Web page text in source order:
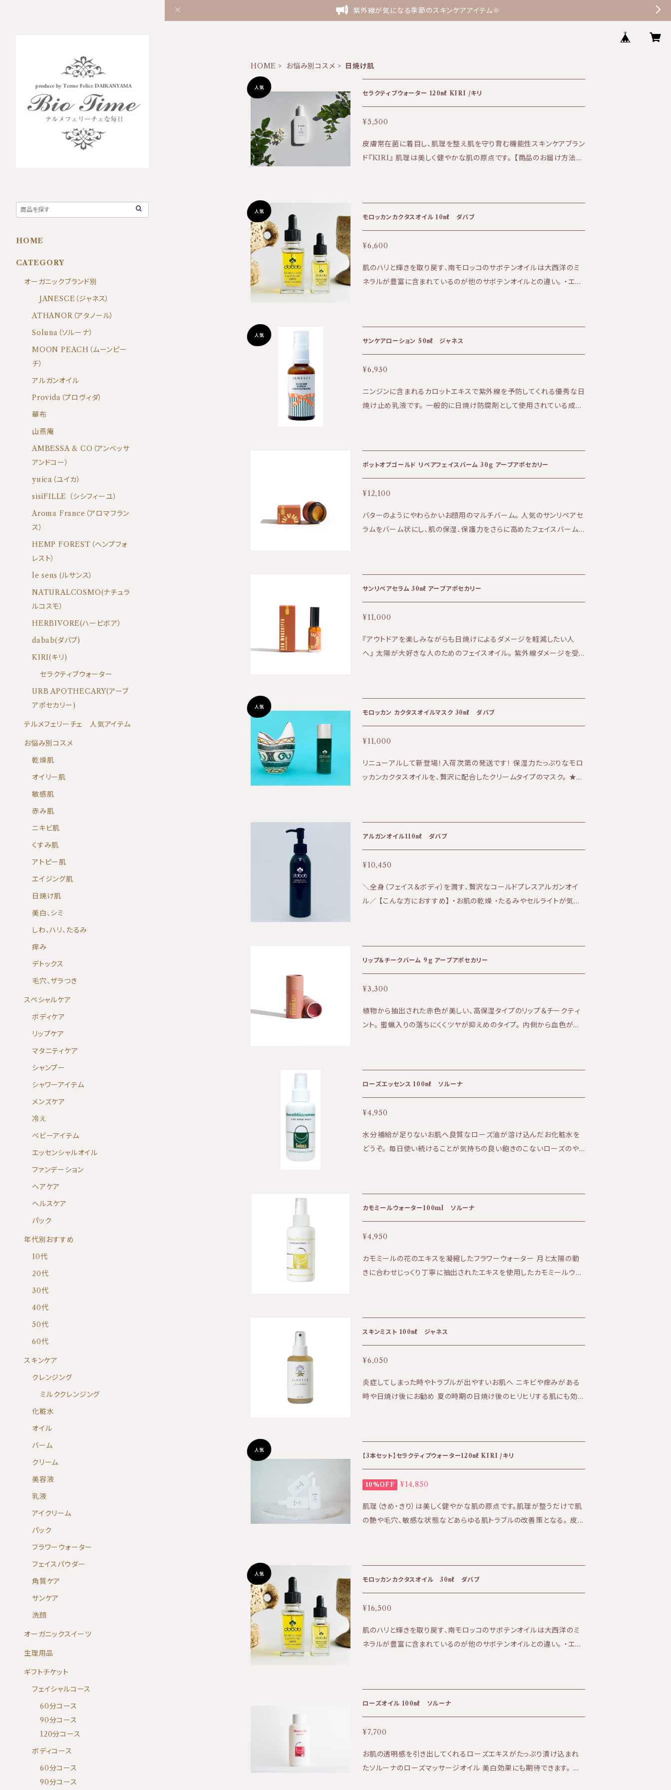
紫外線が気になる季節のスキンケアアイテム🌞
HOME お悩み別コスメ 日焼け肌
セラクティブウォーター 120㎖ KIRI /キリ
¥5,500
皮膚常在菌に着目し、肌理を整え肌を守り育む機能性スキンケアブラン
ド『KIRI』 肌理は美しく健やかな肌の原点です。 【商品のお届け方法に
商品購入時にオプションとして選択ください。 ※3本まではゆうパケット
ます。 KIRI公式ホームページはこちら⇩ https://kiri-skin-japan.j
gories/4002042
モロッカンカクタスオイル 10㎖ ダバブ
¥6,600
肌のハリと輝きを取り戻す、南モロッコのサボテンオイルは大西洋のミ
ネラルが豊富に含まれているのが他のサボテンオイルとの違い。 ・エイ
種子オイル 100％
サンケアローション 50㎖ ジャネス
¥6,930
ニンジンに含まれるカロットエキスで紫外線を予防してくれる優秀な日
焼け止め乳液です。 一般的に日焼け防腐剤として使用されている成分
粧水で薄め、肌に伸ばしていきます。 ・サンケアローションの効果が期
維持するために、年間を通して毎日使用することが必要です。 日焼け
をお勧め致します） 【リニューアルポイント】 ・プラスチック容器から環
境に配慮したガラス容器に変更。 プッシュ式でボディにも使いやすくな
保湿など ★香り:ほのかに香るくせのないナチュラルな香り ★テクス
チャー:ややトロッとした液状。薄める事でサラッとした使い心地 ＜全成
分＞ 水、シア脂、ゴマ油、ニンジン根エキス、グリセリン、エタノール、セ
テアレス－２０、レシチン、アロエベラ葉エキス、トウキンセンカ花エキ
エキス、バクホウシアシトリオドラ葉油、キサンタンガム、フェノキシエタ
ノール、エチルヘキシルグリセリン
ポットオブゴールド リペアフェイスバーム 30ｇ アーブアポセカリー
¥12,100
バターのようにやわらかいお顔用のマルチバーム。 人気のサンリペアセ
ラムをバーム状にし、肌の保湿、保護力をさらに高めたフェイスバーム。
サンリペアセラム 30㎖ アーブアポセカリー
¥11,000
『アウトドアを楽しみながらも日焼けによるダメージを軽減したい人
へ』 太陽が大好きな人のためのフェイスオイル。 紫外線ダメージを受
農場で手作業でコールドプレスされたオーガニックホホバオイルに、ラ
の高い軽やかなスキンケアオイルです。 【使用方法】 化粧水の後に使用
使用いただけます。 【全成分】 ホホバ種子油*†[o]、ヒマワリ種子油*、
サフラワー油*、バオバブ油*、クダモノトケイソウ種子油、ヨーロッパキ
ム花／葉／茎油*、クスノキ木油*、トコフェロール and amor *オーガ
ニック原料 †アリゾナ産原料 インフューズドオイル（浸出油）は、ハー
ブをオイルに漬けて成分を抽出したものです。[o]の植物油は、[e]の植
物エキスが浸出したインフューズドオイルです。 生産国：アメリカ 【UR
オルレッド（Leyna Allred）は、ハーブと植物の力を見出すと同時に、
美容業界の有害性にも気づきました。レイナの情熱的なプロジェクトか
ら、ひとりひとりを自分自身の自然の美しさに再び結びつけるというビ
ジョンへと花開きました。 サクラメントのスタジオでは、レイナを含む女
性 3 人の小さなチームが自分たちの手ですべてを製造しています。フェ
アトレードやオーガニック、地元産の原料を調達し、それぞれの製品が
ことを大切にしています。すべての製品に誇りを持っており、製品を通し
て植物療法への愛を共有できることに非常に感謝しています。
モロッカン カクタスオイルマスク 30㎖ ダバブ
¥11,000
リニューアルして新登場！入荷次第の発送です！ 保湿力たっぷりなモロ
ッカンカクタスオイルを、贅沢に配合したクリームタイプのマスク。 ★無
テストを行い誕生した、天然美容成分を兼ね備えたマスクです。 就寝
■顔全体に、美容のふたをするよう伸ばして下さい。 こすってしまうと、
流さず、夜はつけたまま就寝。クリームが見えないベールとなり、肌の保
湿を促し、ハリとツヤを与えます。 ■朝の洗顔でやさしく洗い流してくだ
しておりません。
アルガンオイル110㎖ ダバブ
¥10,450
＼全身（フェイス＆ボディ）を潤す、贅沢なコールドプレスアルガンオイ
ル／ 【こんな方におすすめ】 ・お肌の乾燥 ・たるみやセルライトが気に
しや乾燥地域で育ったアルガンは、お肌に浸透するとそれらから肌を守
ガンオイル１００％ ※１００% 天然成分のため雨量や天候、収穫時期に
現象です。それによる品質の変化はありません。 ---------------------
-----------------------------------------------------------------
すい部分には、より重点的に包み込むように。 【使用上の注意】 ■お肌
に合わない場合は、直ちにご使用をお止めください。 ■高温多湿では
ない場所に保管してください。 ■開封から１２か月以内にお使いくださ
い。
リップ＆チークバーム 9ｇ アーブアポセカリー
¥3,300
植物から抽出された赤色が美しい、高保湿タイプのリップ＆チークティ
ント。 蜜蝋入りの落ちにくくツヤが抑えめのタイプ。 内側から血色が良
とりした唇を作る簡単で完璧な方法です。
ローズエッセンス 100㎖ ソルーナ
¥4,950
水分補給が足りないお肌へ良質なローズ油が溶け込んだお化粧水を
どうぞ。 毎日使い続けることが気持ちの良い飽きのこないローズのや
の自然な香り ★テクスチャー:みずみずしいローションタイプ 【成分】ガ
由来の原料のみを使用した植物性化粧品です。 ・ソルーナは、石油系の
製品です。 ・ソルーナで使用しているエタノールはブドウ由来です。 ・ソ
ルーナで使用しているフェネチルアルコールはバラ由来です。 ・ソルー
されています。 また、アルプスに自生する薬草を、環境的な配慮のも
とで収穫しています。 ・ソルーナは、原料においても最終製品において
も、一切の動物実験を行っておりません。
カモミールウォーター100ml ソルーナ
¥4,950
カモミールの花のエキスを凝縮したフラワーウォーター 月と太陽の動
きに合わせじっくり丁寧に抽出されたエキスを使用したカモミールウォ
カモミールの豊かな香りは、心を落ち着けるのに最適です。
スキンミスト 100㎖ ジャネス
¥6,050
炎症してしまった時やトラブルが出やすいお肌へ ニキビや痒みがある
時や日焼け後にお勧め 夏の時期の日焼け後のヒリヒリする肌にも効果
り高い華やかな香り ★テクスチャー:しっとりとした液状 ＜全成分＞
ベート２０、エタノール、ラバンデュラハイブリダ油、コムギ胚芽エキス、ト
葉エキス
【3本セット】セラクティブウォーター120㎖ KIRI /キリ
10%OFF ¥14,850
肌理（きめ・きり）は美しく健やかな肌の原点です。肌理が整うだけで肌
の艶や毛穴、敏感な状態などあらゆる肌トラブルの改善策となる。 皮膚
おります。 商品購入時にオプションとして選択ください。 ※ポスト投函
ちら⇩ https://biotime.thebase.in/categories/4002042 KIRI公
モロッカンカクタスオイル 30㎖ ダバブ
¥16,500
肌のハリと輝きを取り戻す、南モロッコのサボテンオイルは大西洋のミ
ネラルが豊富に含まれているのが他のサボテンオイルとの違い。 ・エイ
種子オイル１００％
ローズオイル 100㎖ ソルーナ
¥7,700
お肌の透明感を引き出してくれるローズエキスがたっぷり漬け込まれ
たソルーナのローズマッサージオイル 美白効果にも期待できます。 香
HOME
CATEGORY
オーガニックブランド別
JANESCE（ジャネス）
ATHANOR（アタノール）
Soluna（ソルーナ）
MOON PEACH（ムーンピー
チ）
アルガンオイル
Provida（プロヴィダ）
華布
山燕庵
AMBESSA & CO（アンベッサ
アンドコー）
yuica（ユイカ）
sisiFILLE （シシフィーユ）
Aroma France（アロマフラン
ス）
HEMP FOREST（ヘンプフォ
レスト）
le sens (ルサンス）
NATURALCOSMO(ナチュラ
ルコスモ）
HERBIVORE(ハービボア）
dabab(ダバブ)
KIRI(キリ)
セラクティブウォーター
URB APOTHECARY(アーブ
アポセカリー)
テルメフェリーチェ 人気アイテム
お悩み別コスメ
乾燥肌
オイリー肌
敏感肌
赤み肌
ニキビ肌
くすみ肌
アトピー肌
エイジング肌
日焼け肌
美白、シミ
しわ、ハリ、たるみ
痒み
デトックス
毛穴、ザラつき
スペシャルケア
ボディケア
リップケア
マタニティケア
シャンプー
シャワーアイテム
メンズケア
冷え
ベビーアイテム
エッセンシャルオイル
ファンデーション
ヘアケア
ヘルスケア
パック
年代別おすすめ
10代
20代
30代
40代
50代
60代
スキンケア
クレンジング
ミルククレンジング
化粧水
オイル
バーム
クリーム
美容液
乳液
アイクリーム
パック
フラワーウォーター
フェイスパウダー
角質ケア
サンケア
洗顔
オーガニックスイーツ
生理用品
ギフトチケット
フェイシャルコース
60分コース
90分コース
120分コース
ボディコース
60分コース
90分コース